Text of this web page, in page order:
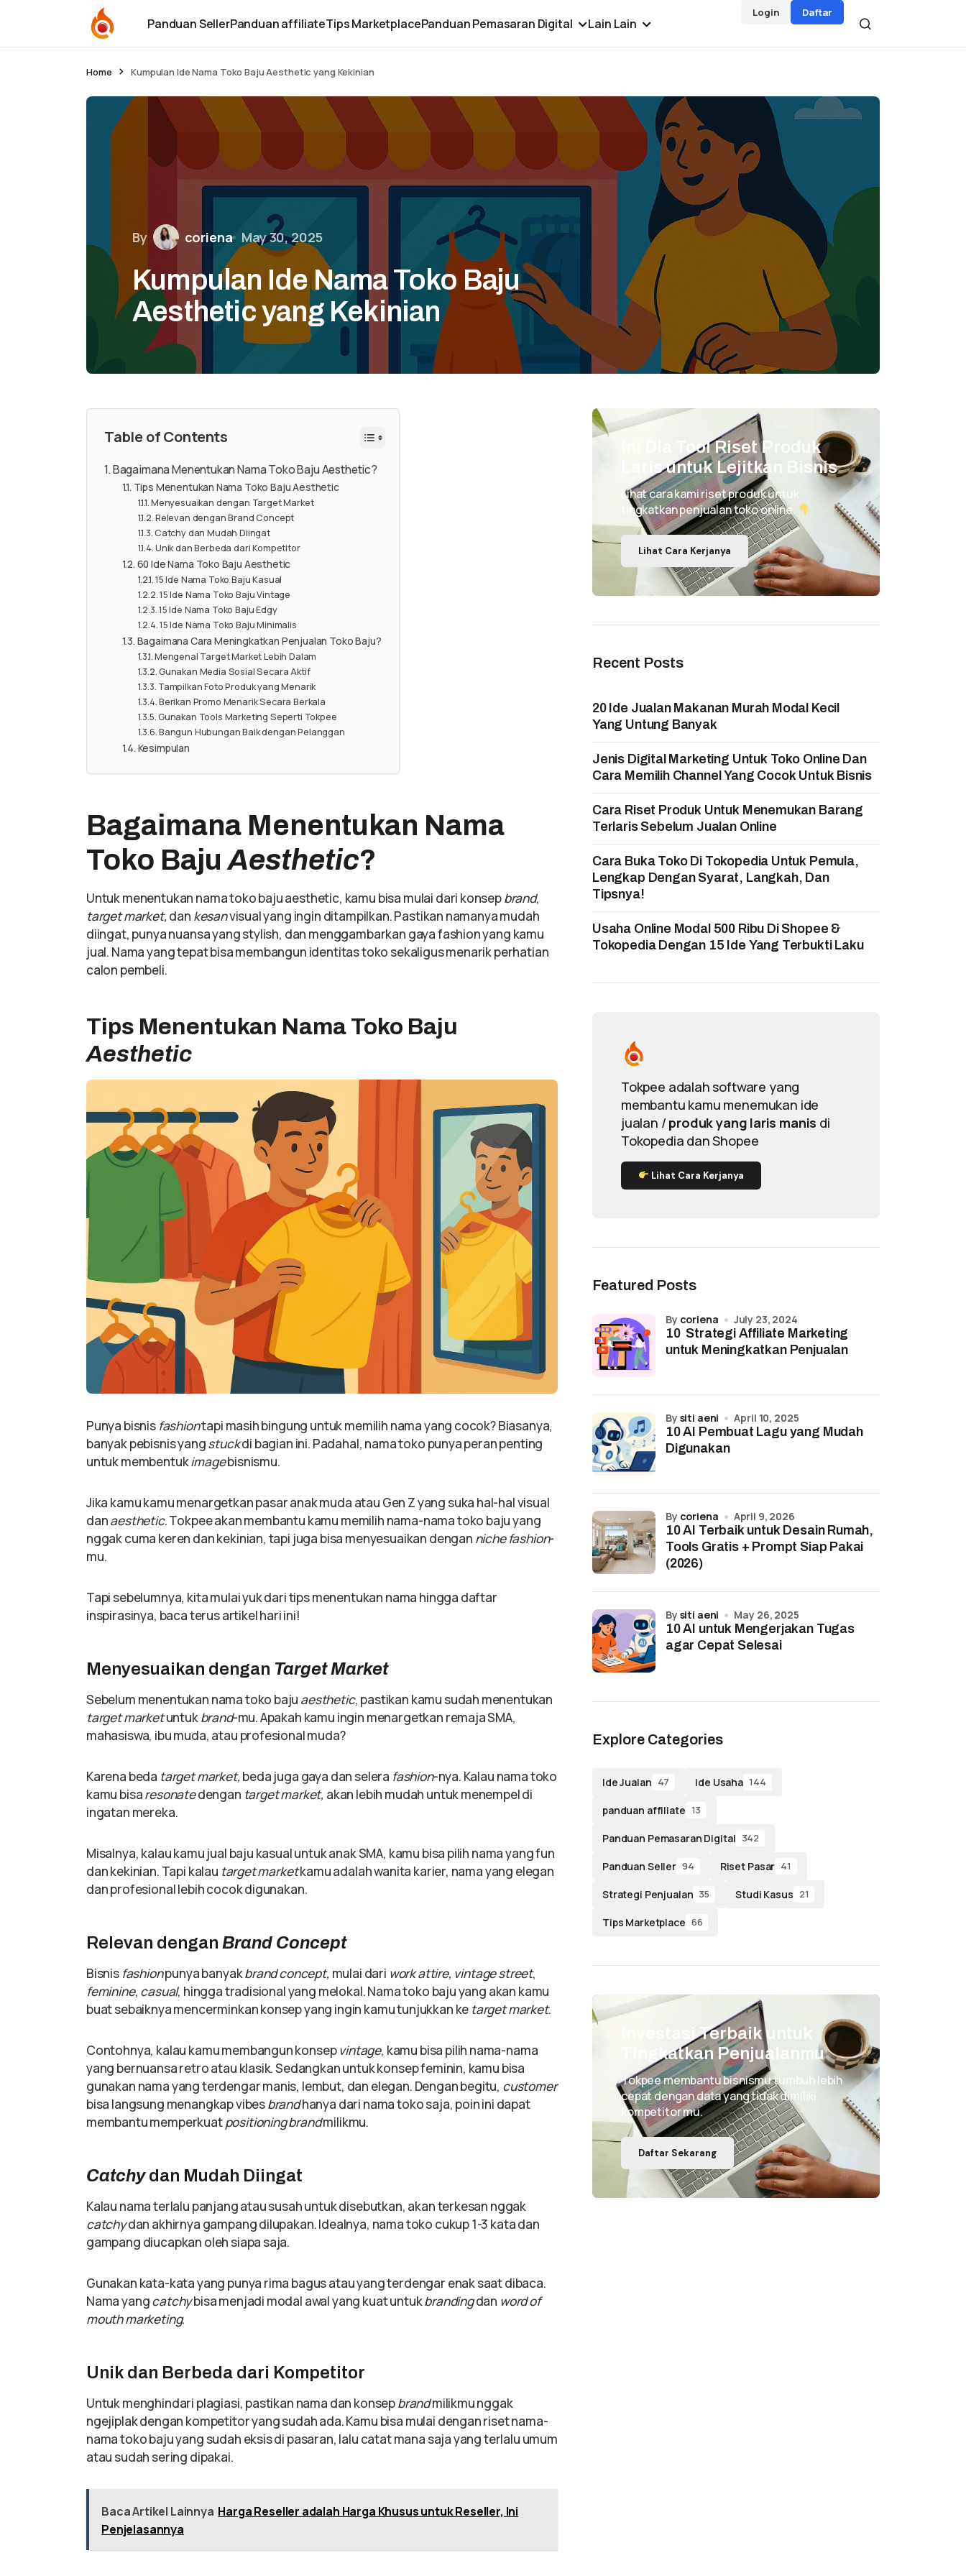
Panduan SellerPanduan affiliateTips MarketplacePanduan Pemasaran Digital Lain Lain
Login Daftar
Home Kumpulan Ide Nama Toko Baju Aesthetic yang Kekinian
By coriena May 30, 2025
Kumpulan Ide Nama Toko Baju
Aesthetic yang Kekinian
Table of Contents
Bagaimana Menentukan Nama Toko Baju Aesthetic?
Tips Menentukan Nama Toko Baju Aesthetic
Menyesuaikan dengan Target Market
Relevan dengan Brand Concept
Catchy dan Mudah Diingat
Unik dan Berbeda dari Kompetitor
60 Ide Nama Toko Baju Aesthetic
15 Ide Nama Toko Baju Kasual
15 Ide Nama Toko Baju Vintage
15 Ide Nama Toko Baju Edgy
15 Ide Nama Toko Baju Minimalis
Bagaimana Cara Meningkatkan Penjualan Toko Baju?
Mengenal Target Market Lebih Dalam
Gunakan Media Sosial Secara Aktif
Tampilkan Foto Produk yang Menarik
Berikan Promo Menarik Secara Berkala
Gunakan Tools Marketing Seperti Tokpee
Bangun Hubungan Baik dengan Pelanggan
Kesimpulan
Bagaimana Menentukan Nama
Toko BajuAesthetic?
Untuk menentukan nama toko baju aesthetic, kamu bisa mulai dari konsepbrand,
target market, dan kesanvisual yang ingin ditampilkan. Pastikan namanya mudah
diingat, punya nuansa yang stylish, dan menggambarkan gaya fashion yang kamu
jual. Nama yang tepat bisa membangun identitas toko sekaligus menarik perhatian
calon pembeli.
Tips Menentukan Nama Toko Baju
Aesthetic
Punya bisnis fashiontapi masih bingung untuk memilih nama yang cocok? Biasanya,
banyak pebisnis yangstuckdi bagian ini. Padahal, nama toko punya peran penting
untuk membentukimagebisnismu.
Jika kamu kamu menargetkan pasar anak muda atau Gen Z yang suka hal-hal visual
danaesthetic. Tokpee akan membantu kamu memilih nama-nama toko baju yang
nggak cuma keren dan kekinian, tapi juga bisa menyesuaikan dengan niche fashion-
mu.
Tapi sebelumnya, kita mulai yuk dari tips menentukan nama hingga daftar
inspirasinya, baca terus artikel hari ini!
Menyesuaikan dengan Target Market
Sebelum menentukan nama toko baju aesthetic, pastikan kamu sudah menentukan
target marketuntukbrand-mu. Apakah kamu ingin menargetkan remaja SMA,
mahasiswa, ibu muda, atau profesional muda?
Karena beda target market, beda juga gaya dan selera fashion-nya. Kalau nama toko
kamu bisaresonatedengan target market, akan lebih mudah untuk menempel di
ingatan mereka.
Misalnya, kalau kamu jual baju kasual untuk anak SMA, kamu bisa pilih nama yang fun
dan kekinian. Tapi kalau target marketkamu adalah wanita karier, nama yang elegan
dan profesional lebih cocok digunakan.
Relevan dengan Brand Concept
Bisnis fashionpunya banyakbrand concept, mulai dari work attire, vintage street,
feminine, casual, hingga tradisional yang melokal. Nama toko baju yang akan kamu
buat sebaiknya mencerminkan konsep yang ingin kamu tunjukkan ke target market.
Contohnya, kalau kamu membangun konsepvintage, kamu bisa pilih nama-nama
yang bernuansa retro atau klasik. Sedangkan untuk konsep feminin, kamu bisa
gunakan nama yang terdengar manis, lembut, dan elegan. Dengan begitu, customer
bisa langsung menangkap vibesbrandhanya dari nama toko saja, poin ini dapat
membantu memperkuatpositioning brandmilikmu.
Catchydan Mudah Diingat
Kalau nama terlalu panjang atau susah untuk disebutkan, akan terkesan nggak
catchydan akhirnya gampang dilupakan. Idealnya, nama toko cukup 1-3 kata dan
gampang diucapkan oleh siapa saja.
Gunakan kata-kata yang punya rima bagus atau yang terdengar enak saat dibaca.
Nama yangcatchybisa menjadi modal awal yang kuat untukbrandingdan word of
mouth marketing.
Unik dan Berbeda dari Kompetitor
Untuk menghindari plagiasi, pastikan nama dan konsepbrandmilikmu nggak
ngejiplak dengan kompetitor yang sudah ada. Kamu bisa mulai dengan riset nama-
nama toko baju yang sudah eksis di pasaran, lalu catat mana saja yang terlalu umum
atau sudah sering dipakai.
Baca Artikel Lainnya Harga Reseller adalah Harga Khusus untuk Reseller, Ini
Penjelasannya
Ini Dia Tool Riset Produk
Laris untuk Lejitkan Bisnis
Lihat cara kami riset produk untuk
tingkatkan penjualan toko online.
Lihat Cara Kerjanya
Recent Posts
20 Ide Jualan Makanan Murah Modal Kecil
Yang Untung Banyak
Jenis Digital Marketing Untuk Toko Online Dan
Cara Memilih Channel Yang Cocok Untuk Bisnis
Cara Riset Produk Untuk Menemukan Barang
Terlaris Sebelum Jualan Online
Cara Buka Toko Di Tokopedia Untuk Pemula,
Lengkap Dengan Syarat, Langkah, Dan
Tipsnya!
Usaha Online Modal 500 Ribu Di Shopee &
Tokopedia Dengan 15 Ide Yang Terbukti Laku
Tokpee adalah software yang
membantu kamu menemukan ide
jualan / produk yang laris manis di
Tokopedia dan Shopee
Lihat Cara Kerjanya
Featured Posts
10 Strategi Affiliate Marketing
untuk Meningkatkan Penjualan
by coriena July 23, 2024
10 AI Pembuat Lagu yang Mudah
Digunakan
by siti aeni April 10, 2025
10 AI Terbaik untuk Desain Rumah,
Tools Gratis + Prompt Siap Pakai
(2026)
by coriena April 9, 2026
10 AI untuk Mengerjakan Tugas
agar Cepat Selesai
by siti aeni May 26, 2025
Explore Categories
Ide Jualan 47 Ide Usaha 144
panduan affiliate 13
Panduan Pemasaran Digital 342
Panduan Seller 94 Riset Pasar 41
Strategi Penjualan 35 Studi Kasus 21
Tips Marketplace 66
Investasi Terbaik untuk
Tingkatkan Penjualanmu
Tokpee membantu bisnismu tumbuh lebih
cepat dengan data yang tidak dimiliki
kompetitor mu.
Daftar Sekarang